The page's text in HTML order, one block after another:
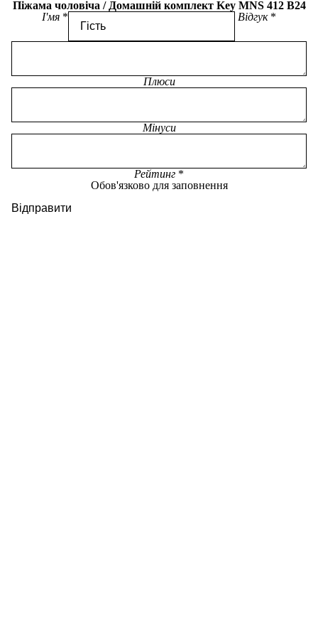
Піжама чоловіча / Домашній комплект Key MNS 412 B24
І'мя
Відгук
Плюси
Мінуси
Рейтинг
Обов'язково для заповнення
Відправити